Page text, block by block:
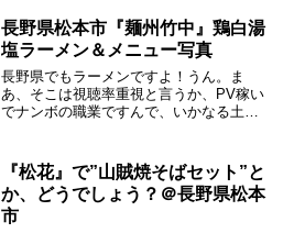
えて言おう！「まあ、半分趣味みたいな
もんであると！」写...
長野県松本市『麺州竹中』鶏白湯
塩ラーメン＆メニュー写真
長野県でもラーメンですよ！うん。ま
あ、そこは視聴率重視と言うか、PV稼い
でナンボの職業ですんで、いかなる土地
食べるって選択肢は、あえて避けていた
けれども。一応、タイでは...
『松花』で”山賊焼そばセット”と
か、どうでしょう？＠長野県松本
市